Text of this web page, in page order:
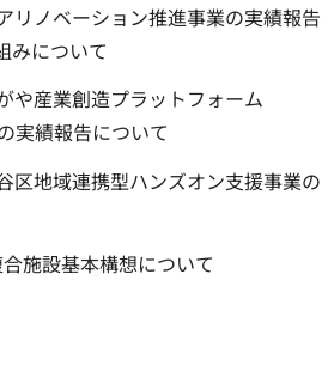
リノベーション推進事業の実績報告
みについて
や産業創造プラットフォーム
実績報告について
区地域連携型ハンズオン支援事業の
施設基本構想について